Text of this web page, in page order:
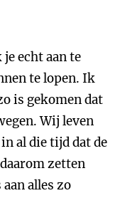
echt aan te
te lopen. Ik
is gekomen dat
Wij leven
al die tijd dat de
zetten
alles zo